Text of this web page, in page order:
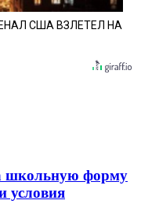
США ВЗЛЕТЕЛ НА
школьную форму
условия